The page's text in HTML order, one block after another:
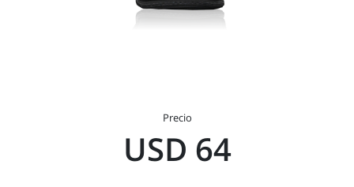
Precio
USD 64